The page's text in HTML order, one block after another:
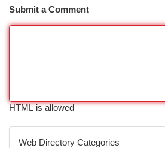
Submit a Comment
HTML is allowed
Web Directory Categories